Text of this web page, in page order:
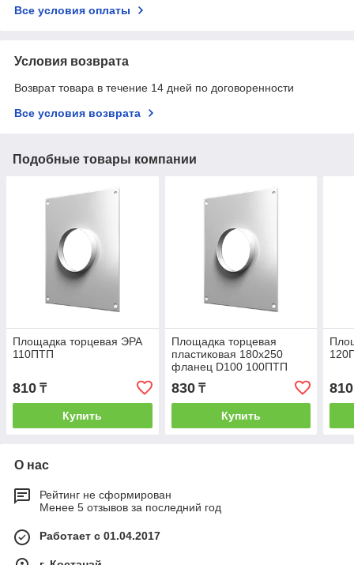
Все условия оплаты
Условия возврата
Возврат товара в течение 14 дней по договоренности
Все условия возврата
Подобные товары компании
Площадка торцевая ЭРА
110ПТП
810 ₸
Купить
Площадка торцевая
пластиковая 180х250
фланец D100 100ПТП
830₸
Купить
810
О нас
Рейтинг не сформирован
Менее 5 отзывов за последний год
Работает с 01.04.2017